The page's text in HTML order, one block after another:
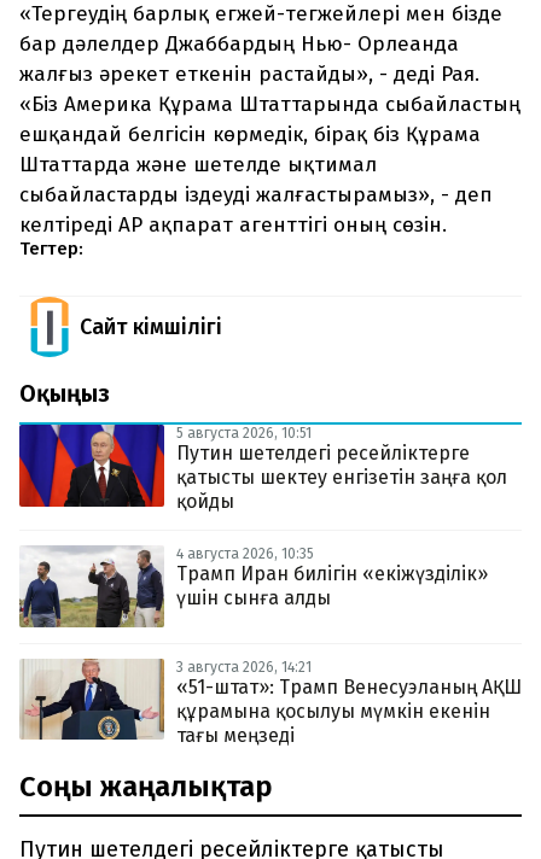
«Тергеудің барлық егжей-тегжейлері мен бізде
бар дәлелдер Джаббардың Нью- Орлеанда
жалғыз әрекет еткенін растайды», - деді Рая.
«Біз Америка Құрама Штаттарында сыбайластың
ешқандай белгісін көрмедік, бірақ біз Құрама
Штаттарда және шетелде ықтимал
сыбайластарды іздеуді жалғастырамыз», - деп
келтіреді AP ақпарат агенттігі оның сөзін.
Тегтер:
Сайт Әкімшілігі
Оқыңыз
5 августа 2026, 10:51
Путин шетелдегі ресейліктерге
қатысты шектеу енгізетін заңға қол
қойды
4 августа 2026, 10:35
Трамп Иран билігін «екіжүзділік»
үшін сынға алды
3 августа 2026, 14:21
«51-штат»: Трамп Венесуэланың АҚШ
құрамына қосылуы мүмкін екенін
тағы меңзеді
Соңғы жаңалықтар
Путин шетелдегі ресейліктерге қатысты